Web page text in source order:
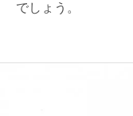
でしょう。